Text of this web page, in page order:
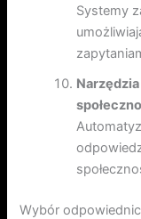
Systemy
Wybór